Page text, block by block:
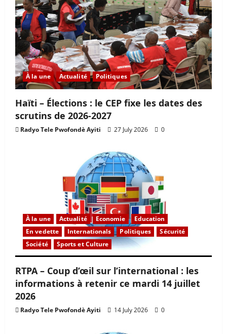
À la une Actualité Politiques
Haïti – Élections : le CEP fixe les dates des
scrutins de 2026-2027
Radyo Tele Pwofondè Ayiti 27 July 2026 0
À la une Actualité Economie
Education
En vedette
Internationals Politiques
Sécurité
Société
Sports et Culture
RTPA – Coup d’œil sur l’international : les
informations à retenir ce mardi 14 juillet
2026
Radyo Tele Pwofondè Ayiti 14 July 2026 0